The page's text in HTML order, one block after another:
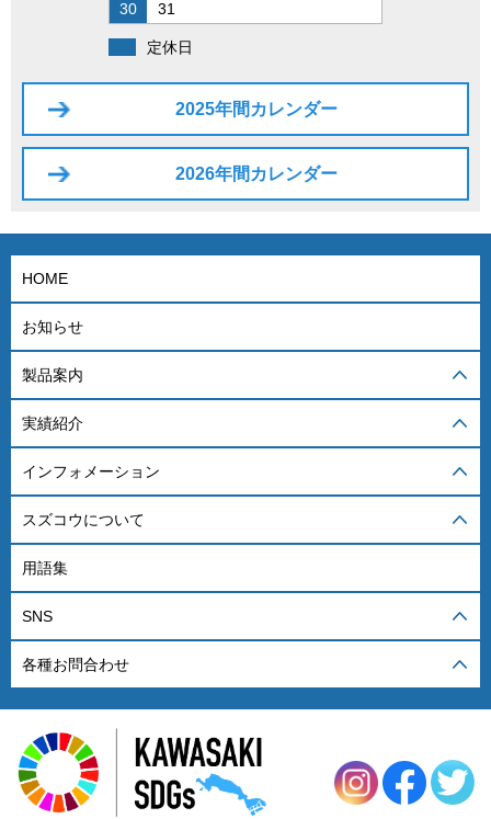
30
31
定休日
2025年間カレンダー
2026年間カレンダー
HOME
お知らせ
製品案内
実績紹介
インフォメーション
スズコウについて
用語集
SNS
各種お問合わせ